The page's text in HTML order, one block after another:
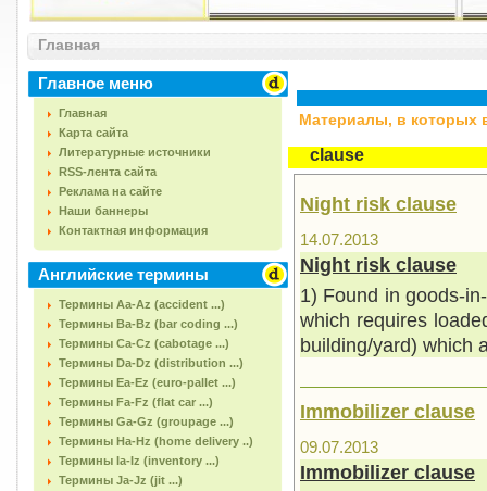
Главная
Главное меню
Главная
Карта сайта
Литературные источники
RSS-лента сайта
Реклама на сайте
Наши баннеры
Контактная информация
Английские термины
Термины Aa-Az (accident ...)
Термины Ba-Bz (bar coding ...)
Термины Ca-Cz (cabotage ...)
Термины Da-Dz (distribution ...)
Термины Ea-Ez (euro-pallet ...)
Термины Fa-Fz (flat car ...)
Термины Ga-Gz (groupage ...)
Термины Ha-Hz (home delivery ..)
Термины Ia-Iz (inventory ...)
Термины Ja-Jz (jit ...)
Материалы, в которых
clause
Night risk clause
14.07.2013
Night risk clause
1) Found in goods-
which requires
building/yard) which
Immobilizer clause
09.07.2013
Immobilizer clause